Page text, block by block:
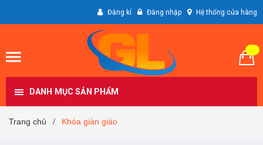
Đăng kí Đăng nhập Hệ thống cửa hàng
DANH MỤC SẢN PHẨM
Trang chủ / Khóa giàn giáo